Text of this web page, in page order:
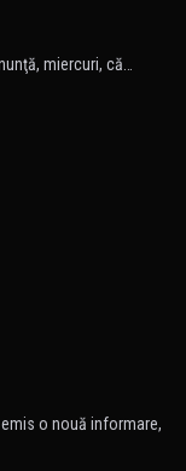
miercuri, că…
o nouă informare,